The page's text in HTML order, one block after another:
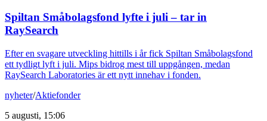
Spiltan Småbolagsfond lyfte i juli – tar in
RaySearch
Efter en svagare utveckling hittills i år fick Spiltan Småbolagsfond
ett tydligt lyft i juli. Mips bidrog mest till uppgången, medan
RaySearch Laboratories är ett nytt innehav i fonden.
nyheter/Aktiefonder
5 augusti, 15:06